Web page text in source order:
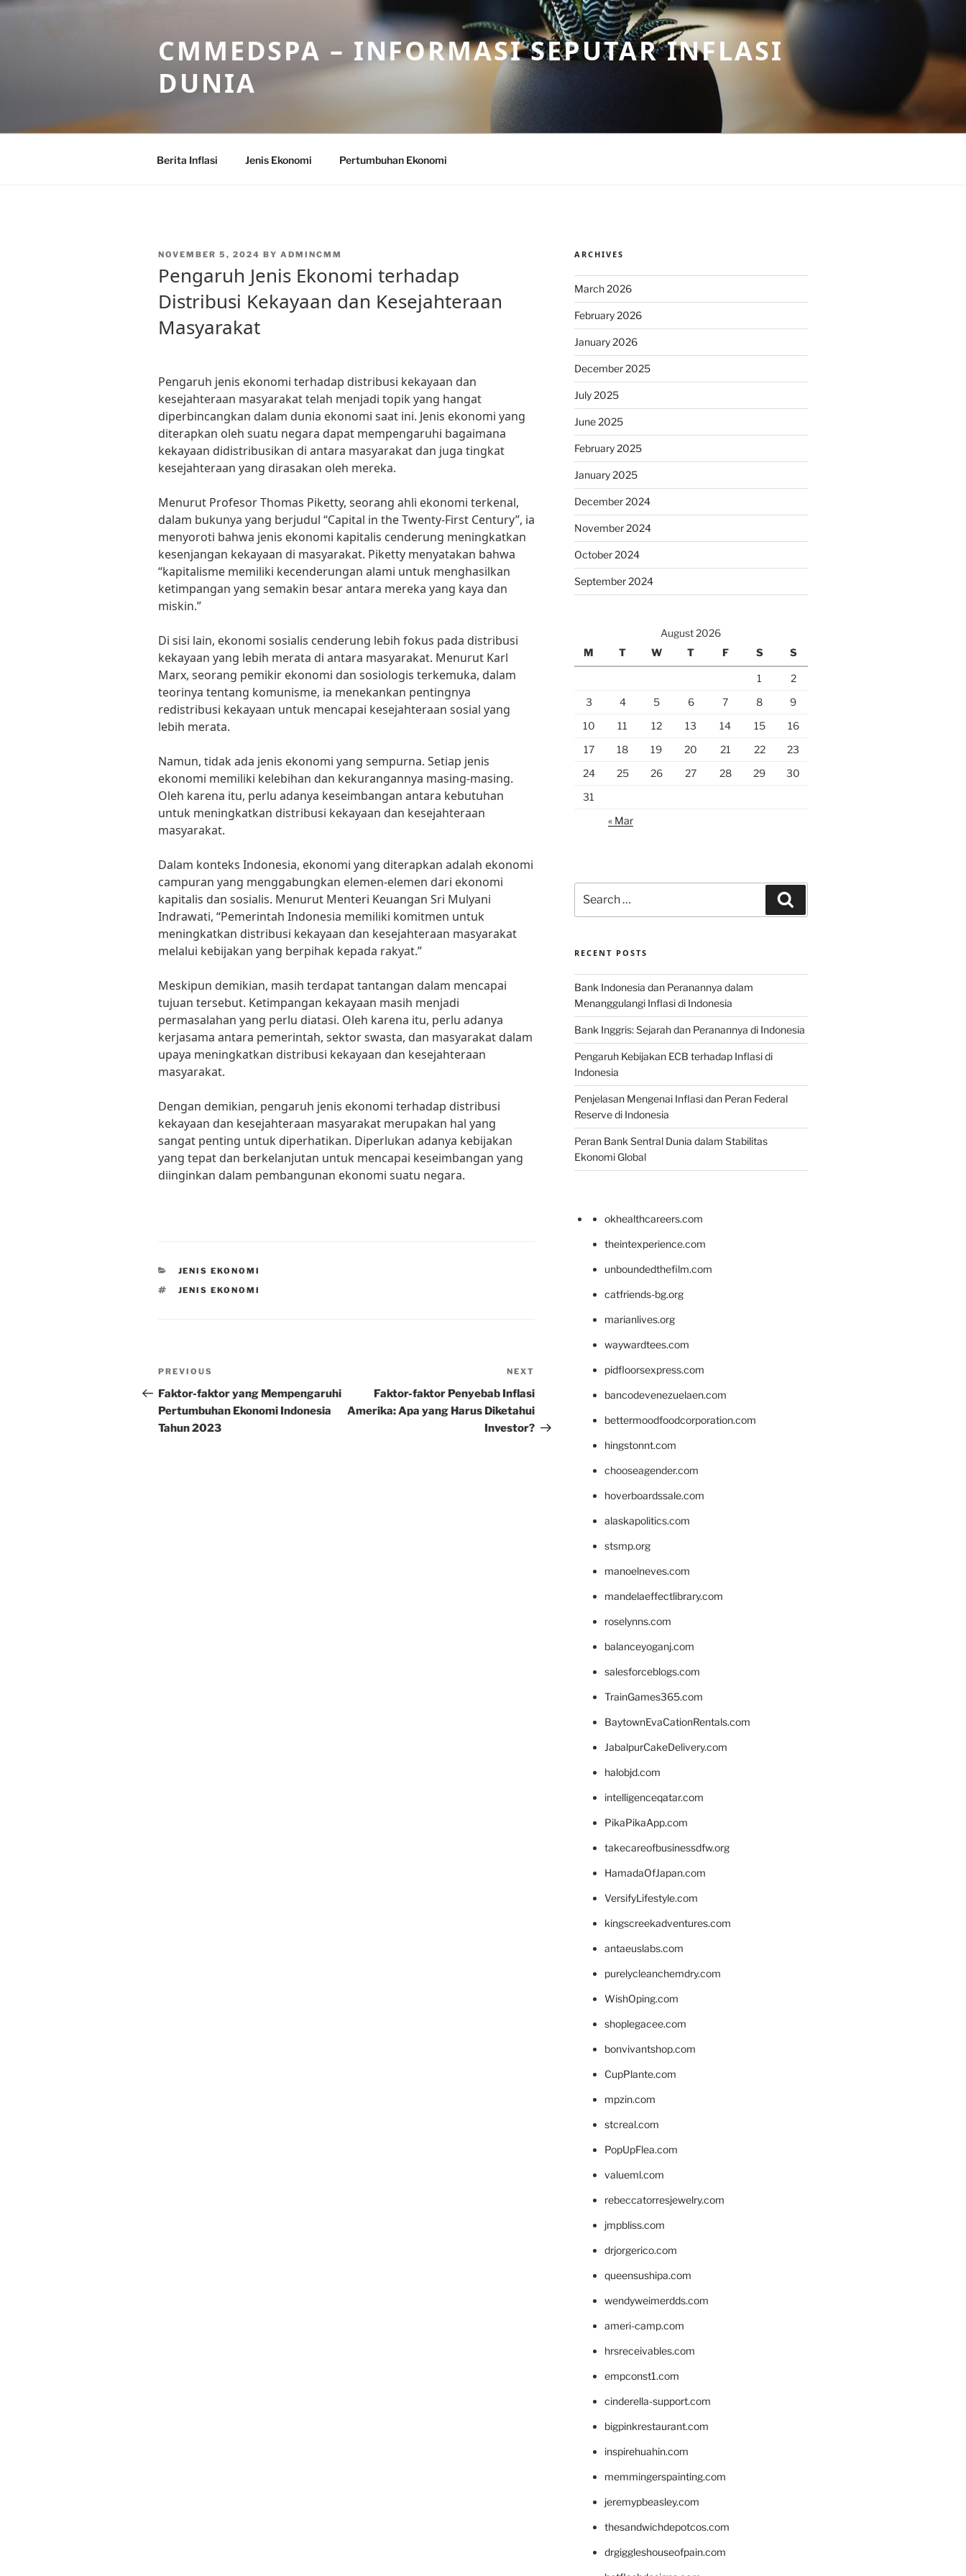
Skip
CMMEDSPA – INFORMASI SEPUTAR INFLASI
DUNIA
Berita Inflasi Jenis Ekonomi Pertumbuhan Ekonomi
POSTED
NOVEMBER 5, 2024 BY ADMINCMM
Pengaruh Jenis Ekonomi terhadap
Distribusi Kekayaan dan Kesejahteraan
Masyarakat
Pengaruh jenis ekonomi terhadap distribusi kekayaan dan
kesejahteraan masyarakat telah menjadi topik yang hangat
diperbincangkan dalam dunia ekonomi saat ini. Jenis ekonomi yang
diterapkan oleh suatu negara dapat mempengaruhi bagaimana
kekayaan didistribusikan di antara masyarakat dan juga tingkat
kesejahteraan yang dirasakan oleh mereka.
Menurut Profesor Thomas Piketty, seorang ahli ekonomi terkenal,
dalam bukunya yang berjudul “Capital in the Twenty-First Century”, ia
menyoroti bahwa jenis ekonomi kapitalis cenderung meningkatkan
kesenjangan kekayaan di masyarakat. Piketty menyatakan bahwa
“kapitalisme memiliki kecenderungan alami untuk menghasilkan
ketimpangan yang semakin besar antara mereka yang kaya dan
miskin.”
Di sisi lain, ekonomi sosialis cenderung lebih fokus pada distribusi
kekayaan yang lebih merata di antara masyarakat. Menurut Karl
Marx, seorang pemikir ekonomi dan sosiologis terkemuka, dalam
teorinya tentang komunisme, ia menekankan pentingnya
redistribusi kekayaan untuk mencapai kesejahteraan sosial yang
lebih merata.
Namun, tidak ada jenis ekonomi yang sempurna. Setiap jenis
ekonomi memiliki kelebihan dan kekurangannya masing-masing.
Oleh karena itu, perlu adanya keseimbangan antara kebutuhan
untuk meningkatkan distribusi kekayaan dan kesejahteraan
masyarakat.
Dalam konteks Indonesia, ekonomi yang diterapkan adalah ekonomi
campuran yang menggabungkan elemen-elemen dari ekonomi
kapitalis dan sosialis. Menurut Menteri Keuangan Sri Mulyani
Indrawati, “Pemerintah Indonesia memiliki komitmen untuk
meningkatkan distribusi kekayaan dan kesejahteraan masyarakat
melalui kebijakan yang berpihak kepada rakyat.”
Meskipun demikian, masih terdapat tantangan dalam mencapai
tujuan tersebut. Ketimpangan kekayaan masih menjadi
permasalahan yang perlu diatasi. Oleh karena itu, perlu adanya
kerjasama antara pemerintah, sektor swasta, dan masyarakat dalam
upaya meningkatkan distribusi kekayaan dan kesejahteraan
masyarakat.
Dengan demikian, pengaruh jenis ekonomi terhadap distribusi
kekayaan dan kesejahteraan masyarakat merupakan hal yang
sangat penting untuk diperhatikan. Diperlukan adanya kebijakan
yang tepat dan berkelanjutan untuk mencapai keseimbangan yang
diinginkan dalam pembangunan ekonomi suatu negara.
CATEGORIES
JENIS EKONOMI
TAGS
JENIS EKONOMI
Post
navigation
Previous
Post
PREVIOUS
Faktor-faktor yang Mempengaruhi
Pertumbuhan Ekonomi Indonesia
Tahun 2023
Post
NEXT
Faktor-faktor Penyebab Inflasi
Amerika: Apa yang Harus Diketahui
Investor?
ARCHIVES
March 2026
February 2026
January 2026
December 2025
July 2025
June 2025
February 2025
January 2025
December 2024
November 2024
October 2024
September 2024
August 2026
M
T W T F S S
1
2
3
4 5 6 7 8
9
10
11 12 13 14 15
16
17
18 19 20 21 22
23
24
25 26 27 28 29
30
31
« Mar
for:
RECENT POSTS
Bank Indonesia dan Peranannya dalam
Menanggulangi Inflasi di Indonesia
Bank Inggris: Sejarah dan Peranannya di Indonesia
Pengaruh Kebijakan ECB terhadap Inflasi di
Indonesia
Penjelasan Mengenai Inflasi dan Peran Federal
Reserve di Indonesia
Peran Bank Sentral Dunia dalam Stabilitas
Ekonomi Global
okhealthcareers.com
theintexperience.com
unboundedthefilm.com
catfriends-bg.org
marianlives.org
waywardtees.com
pidfloorsexpress.com
bancodevenezuelaen.com
bettermoodfoodcorporation.com
hingstonnt.com
chooseagender.com
hoverboardssale.com
alaskapolitics.com
stsmp.org
manoelneves.com
mandelaeffectlibrary.com
roselynns.com
balanceyoganj.com
salesforceblogs.com
TrainGames365.com
BaytownEvaCationRentals.com
JabalpurCakeDelivery.com
halobjd.com
intelligenceqatar.com
PikaPikaApp.com
takecareofbusinessdfw.org
HamadaOfJapan.com
VersifyLifestyle.com
kingscreekadventures.com
antaeuslabs.com
purelycleanchemdry.com
WishOping.com
shoplegacee.com
bonvivantshop.com
CupPlante.com
mpzin.com
stcreal.com
PopUpFlea.com
valueml.com
rebeccatorresjewelry.com
jmpbliss.com
drjorgerico.com
queensushipa.com
wendyweimerdds.com
ameri-camp.com
hrsreceivables.com
empconst1.com
cinderella-support.com
bigpinkrestaurant.com
inspirehuahin.com
memmingerspainting.com
jeremypbeasley.com
thesandwichdepotcos.com
drgiggleshouseofpain.com